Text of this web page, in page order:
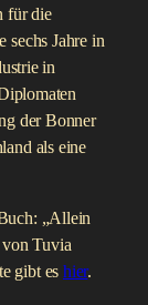
für die
sechs Jahre in
in
der Bonner
als eine
„Allein
von Tuvia
gibt eshier.